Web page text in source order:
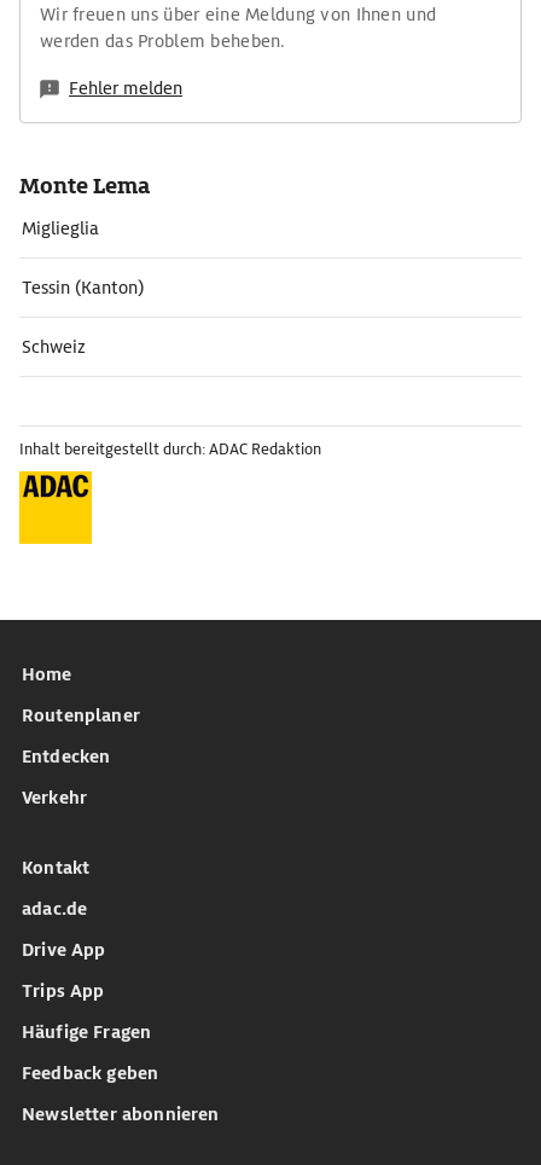
Wir freuen uns über eine Meldung von Ihnen und
werden das Problem beheben.
Fehler melden
Monte Lema
Miglieglia
Tessin (Kanton)
Schweiz
Inhalt bereitgestellt durch: ADAC Redaktion
Home
Routenplaner
Entdecken
Verkehr
Kontakt
adac.de
Drive App
Trips App
Häufige Fragen
Feedback geben
Newsletter abonnieren